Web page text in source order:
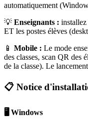
automatiquement
💡 Enseignants :
ET les postes élèves
📱 Mobile : Le mode
des classes, scan QR des
de la classe). Le
📋 Notice
🖥️ Windows